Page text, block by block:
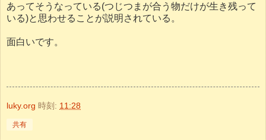
あってそうなっている(つじつまが合う物だけが生き残って
いる)と思わせることが説明されている。
面白いです。
luky.org 時刻: 11:28
共有